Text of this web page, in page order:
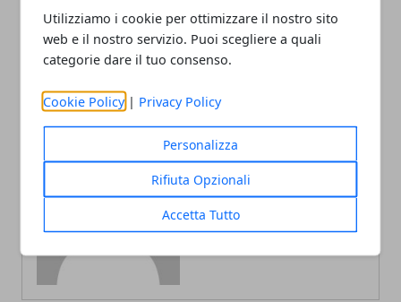
Utilizziamo i cookie per ottimizzare il nostro sito
web e il nostro servizio. Puoi scegliere a quali
categorie dare il tuo consenso.
Cookie Policy | Privacy Policy
Personalizza
Rifiuta Opzionali
Accetta Tutto
Soluzioni alternative per
espositori in plexiglass per
attività commerciali
La bontà dei prodotti tipici
campani
Redazione